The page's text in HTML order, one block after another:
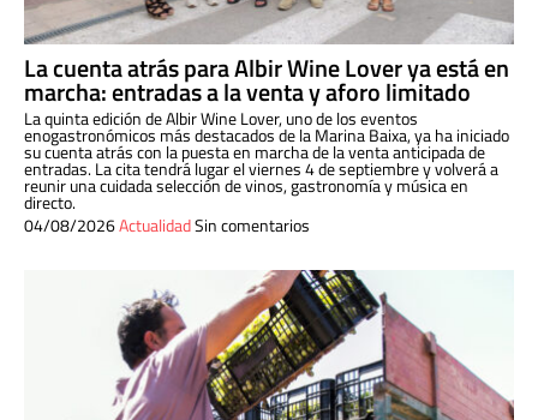
La cuenta atrás para Albir Wine Lover ya está en
marcha: entradas a la venta y aforo limitado
La quinta edición de Albir Wine Lover, uno de los eventos
enogastronómicos más destacados de la Marina Baixa, ya ha iniciado
su cuenta atrás con la puesta en marcha de la venta anticipada de
entradas. La cita tendrá lugar el viernes 4 de septiembre y volverá a
reunir una cuidada selección de vinos, gastronomía y música en
directo.
04/08/2026ActualidadSin comentarios